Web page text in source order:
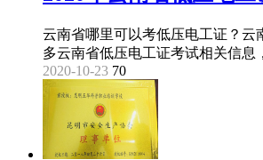
云南省哪里可以考低压电工证？
多云南省低压电工证考试相关信息
2020-10-23 70